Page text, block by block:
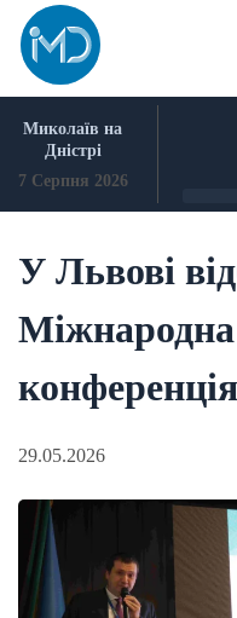
Skip
content
Миколаїв на
Дністрі
7 Серпня 2026
У Львові
Міжнародна
29.05.2026